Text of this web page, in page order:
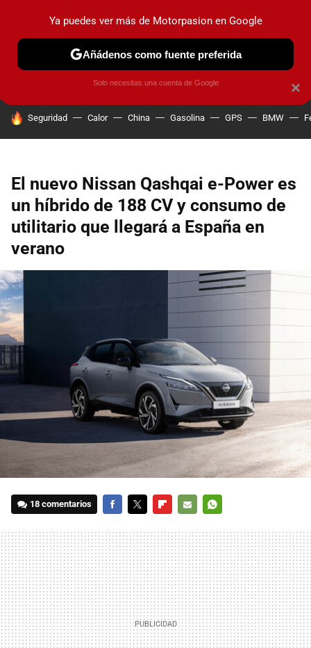
PRUEBAS COCHES ELÉCTRICOS OBSERVATORIO
HOY SE HABLA DE
Seguridad Calor China Gasolina GPS BMW
El nuevo Nissan Qashqai e-Power es
un híbrido de 188 CV y consumo de
utilitario que llegará a España en
verano
18 comentarios
MAIL
×
Ya puedes ver más de Motorpasion en Google
Añádenos como fuente preferida
Solo necesitas una cuenta de Google